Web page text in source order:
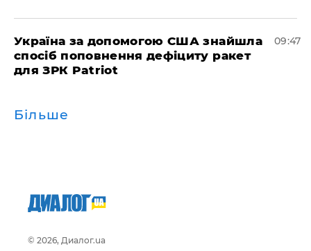
Україна за допомогою США знайшла
спосіб поповнення дефіциту ракет
для ЗРК Patriot
09:47
Більше
© 2026, Диалог.ua